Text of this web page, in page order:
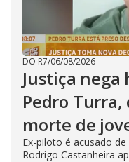
DO R7/06/08/2026
Justiça nega
Pedro
morte de
Ex-piloto é acusado
Rodrigo Castanheira